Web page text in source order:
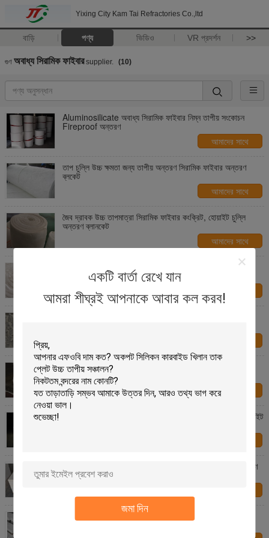
Yixing City Kam Tai Refractories Co.,ltd
বাড়ি পণ্য ভিডিও VR প্রদর্শন >>
একটি বার্তা রেখে যান
আমরা শীঘ্রই আপনাকে আবার কল করব!
জমা দিন
গুণ অবাধ্য সিরামিক ফাইবারsupplier. (10)
Aluminosilicate অবাধ্য সিরামিক ফাইবার নিম্ন তাপীয় সংকোচন
Fireproof অন্তরণ
আমাদের সাথে
তাপ চুল্লি উচ্চ ক্ষমতা জন্য তাপীয় অন্তরণ সিরামিক ফাইবার অন্তরণ
ব্লকেট
আমাদের সাথে
জৈব দ্রাবক উচ্চ তাপমাত্রা সিরামিক ফাইবার কংক্রিট, হোয়াইট চুল্লি
অন্তরণ ব্লানকেট
আমাদের সাথে
বয়লার অন্তরণ ক্ষয় প্রতিরোধের জন্য তাপ প্রতিরোধক অবাধ্য সিরামিক
ফাইবার কংক্রিট
আমাদের সাথে
যোগাযোগ করুন
যোগাযোগ করুন
হাইটেক তাপীয় সিরামিক ইনস্যুলেশনের ব্লকেট, আরামদায়ক অগ্নিকুণ্ড
অন্তরণ ব্লকেট
আমাদের সাথে
উচ্চ তাপ নিরোধক অবাধ্য সিরামিক ফাইবার বোর্ড এয়ার স্টোভ জন্য হোয়াইট
লাইটওয়েট সিরামিক অন্তরণ বোর্ড, আল্ট্রা পাতলা উচ্চ তাপমাত্রা অন্তরণ
বোর্ড
উচ্চ তাপমাত্রা ভর্তি জন্য উচ্চ বিশুদ্ধতা হোয়াইট আরামদায়ক সিরামিক